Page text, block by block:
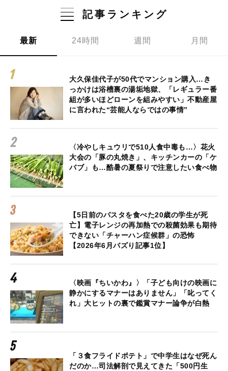
記事ランキング
最新 24時間 週間 月間
大久保佳代子が50代でマンション購入…き
っかけは浴槽裏の湯垢地獄、「レギュラー番
組が多いほどローンを組みやすい」不動産屋
に言われた“芸能人ならではの事情”
〈冷やしキュウリで510人食中毒も…〉花火
大会の「豚の丸焼き」、キッチンカーの「ケ
バブ」も…酷暑の夏祭りで注意したい食べ物
【5日前のパスタを食べた20歳の学生が死
亡】電子レンジの再加熱での殺菌効果も期待
できない「チャーハン症候群」の恐怖
【2026年6月バズり記事1位】
〈映画『ちいかわ』〉「子ども向けの映画に
静かにするマナーはありません」「叱ってく
れ」大ヒットの裏で鑑賞マナー論争が白熱
「３食フライドポテト」で中学生はなぜ死ん
だのか…司法解剖で見えてきた「500円生